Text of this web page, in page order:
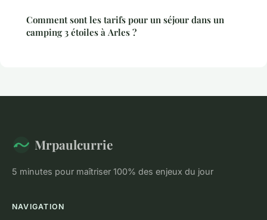
Comment sont les tarifs pour un séjour dans un
camping 3 étoiles à Arles ?
Mrpaulcurrie
5 minutes pour maîtriser 100% des enjeux du jour
NAVIGATION